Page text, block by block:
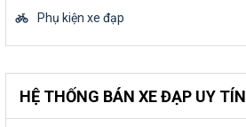
Phụ kiện xe đạp
HỆ THỐNG BÁN XE ĐẠP UY TÍN